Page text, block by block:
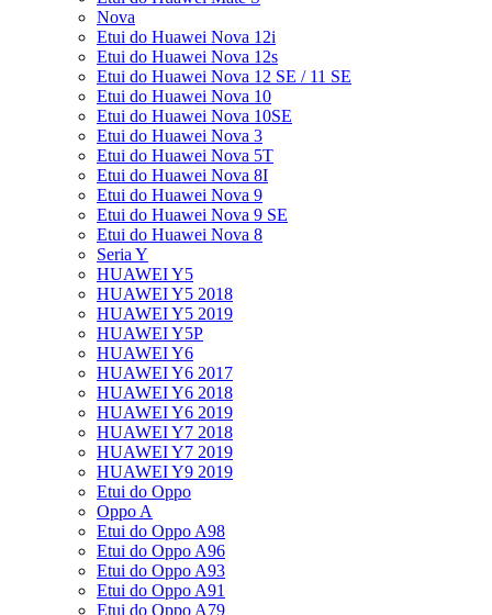
Nova
Etui do Huawei Nova 12i
Etui do Huawei Nova 12s
Etui do Huawei Nova 12 SE / 11 SE
Etui do Huawei Nova 10
Etui do Huawei Nova 10SE
Etui do Huawei Nova 3
Etui do Huawei Nova 5T
Etui do Huawei Nova 8I
Etui do Huawei Nova 9
Etui do Huawei Nova 9 SE
Etui do Huawei Nova 8
Seria Y
HUAWEI Y5
HUAWEI Y5 2018
HUAWEI Y5 2019
HUAWEI Y5P
HUAWEI Y6
HUAWEI Y6 2017
HUAWEI Y6 2018
HUAWEI Y6 2019
HUAWEI Y7 2018
HUAWEI Y7 2019
HUAWEI Y9 2019
Etui do Oppo
Oppo A
Etui do Oppo A98
Etui do Oppo A96
Etui do Oppo A93
Etui do Oppo A91
Etui do Oppo A79